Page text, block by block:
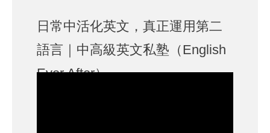
日常中活化英文，真正運用第二
語言｜中高級英文私塾（English
Ever After）